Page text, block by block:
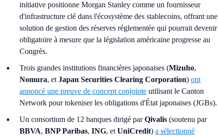
initiative positionne Morgan Stanley comme un fournisseur
d'infrastructure clé dans l'écosystème des stablecoins, offrant une
solution de gestion des réserves réglementée qui pourrait devenir
obligatoire à mesure que la législation américaine progresse au
Congrès.
Trois grandes institutions financières japonaises (Mizuho,
Nomura, et Japan Securities Clearing Corporation) ont
annoncé une preuve de concept conjointe utilisant le Canton
Network pour tokeniser les obligations d'État japonaises (JGBs).
Un consortium de 12 banques dirigé parQivalis (soutenu par
BBVA, BNP Paribas, ING, et UniCredit) a sélectionné